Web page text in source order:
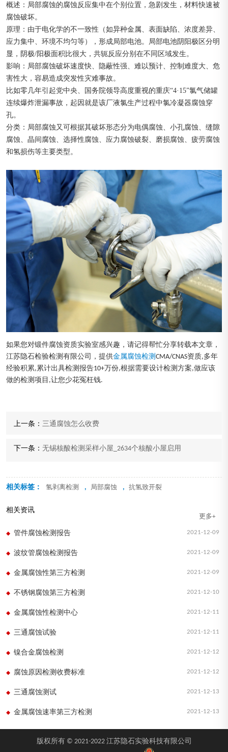
概述：局部腐蚀的腐蚀反应集中在个别位置，急剧发生，材料快速被
腐蚀破坏。
原理：由于电化学的不一致性（如异种金属、表面缺陷、浓度差异、
应力集中、环境不均匀等），形成局部电池。局部电池阴阳极区分明
显，阴极/阳极面积比很大，共轭反应分别在不同区域发生。
影响：局部腐蚀破坏速度快、隐蔽性强、难以预计、控制难度大、危
害性大，容易造成突发性灾难事故。
比如零几年引起党中央、国务院领导高度重视的重庆“4·15”氯气储罐
连续爆炸泄漏事故，起因就是该厂液氯生产过程中氯冷凝器腐蚀穿
孔。
分类：局部腐蚀又可根据其破坏形态分为电偶腐蚀、小孔腐蚀、缝隙
腐蚀、晶间腐蚀、选择性腐蚀、应力腐蚀破裂、磨损腐蚀、疲劳腐蚀
和氢损伤等主要类型。
如果您对锻件腐蚀资质实验室感兴趣，请记得帮忙分享转载本文章，
江苏隐石检验检测有限公司，提供金属腐蚀检测 CMA/CNAS资质,多年
经验积累,累计出具检测报告10+万份,根据需要设计检测方案,做应该
做的检测项目,让您少花冤枉钱.
上一条： 三通腐蚀怎么收费
下一条： 无锡核酸检测采样小屋_2634个核酸小屋启用
相关标签： 氢剥离检测 , 局部腐蚀 , 抗氢致开裂
相关资讯
更多+
2021-12-09
管件腐蚀检测报告
2021-12-09
波纹管腐蚀检测报告
2021-12-09
金属腐蚀性第三方检测
2021-12-10
不锈钢腐蚀第三方检测
2021-12-11
金属腐蚀性检测中心
2021-12-11
三通腐蚀试验
2021-12-12
镍合金腐蚀检测
2021-12-12
腐蚀原因检测收费标准
2021-12-13
三通腐蚀测试
2021-12-13
金属腐蚀速率第三方检测
版权所有 © 2021-2022 江苏隐石实验科技有限公司